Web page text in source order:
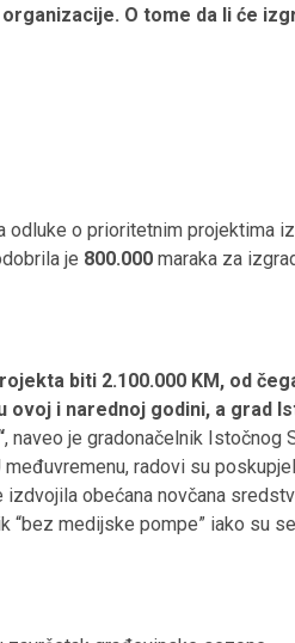
O tome da li će
odluke o prioritetnim projektima
je 800.000 maraka za
biti 2.100.000 KM, od
ovoj i narednoj godini, a grad
, naveo je gradonačelnik Istočnog
radovi su
izdvojila obećana novčana
“bez medijske pompe” iako su